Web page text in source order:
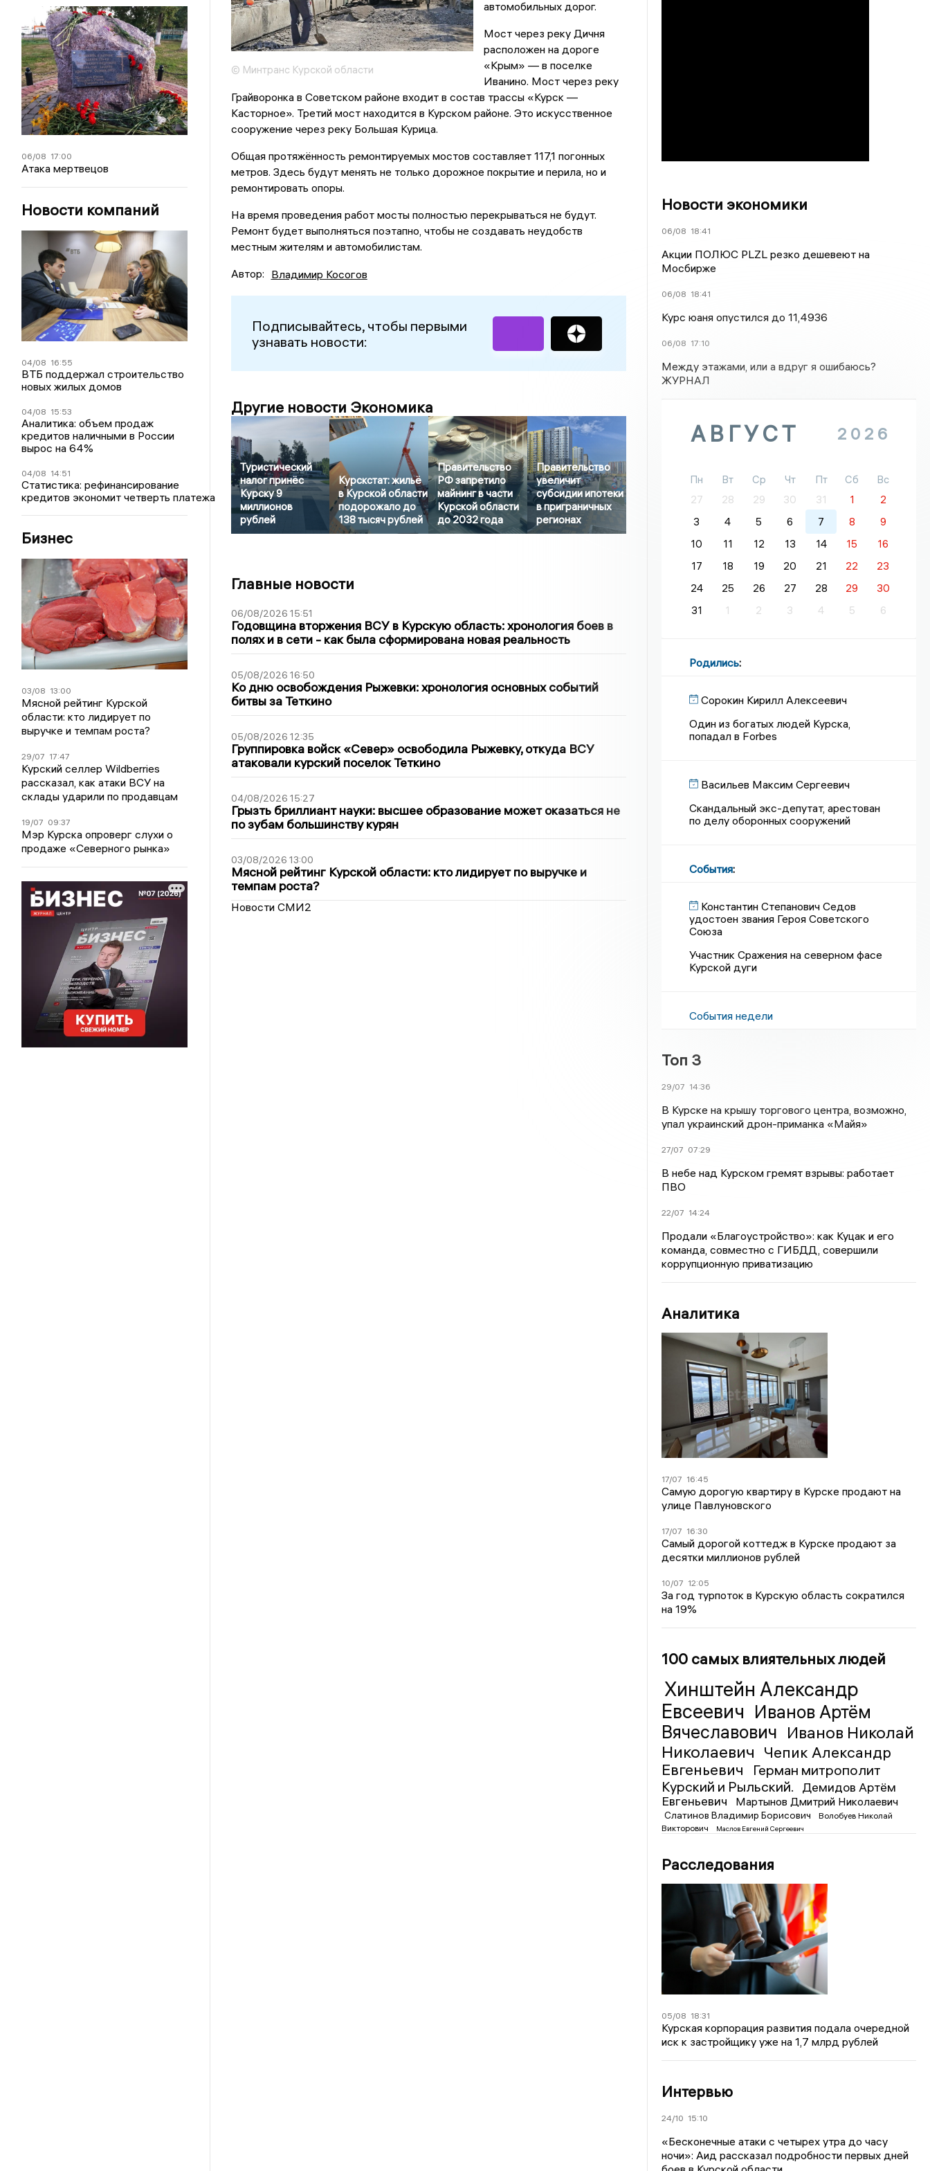
06/08 17:00
Атака мертвецов
Новости компаний
04/08 16:55
ВТБ поддержал строительство
новых жилых домов
04/08 15:53
Аналитика: объем продаж
кредитов наличными в России
вырос на 64%
04/08 14:51
Статистика: рефинансирование
кредитов экономит четверть платежа
Бизнес
03/08 13:00
Мясной рейтинг Курской
области: кто лидирует по
выручке и темпам роста?
29/07 17:47
Курский селлер Wildberries
рассказал, как атаки ВСУ на
склады ударили по продавцам
19/07 09:37
Мэр Курска опроверг слухи о
продаже «Северного рынка»
© Минтранс Курской области
автомобильных дорог.
Мост через реку Дичня
расположен на дороге
«Крым» — в поселке
Иванино. Мост через реку
Грайворонка в Советском районе входит в состав трассы «Курск —
Касторное». Третий мост находится в Курском районе. Это искусственное
сооружение через реку Большая Курица.
Общая протяжённость ремонтируемых мостов составляет 117,1 погонных
метров. Здесь будут менять не только дорожное покрытие и перила, но и
ремонтировать опоры.
На время проведения работ мосты полностью перекрываться не будут.
Ремонт будет выполняться поэтапно, чтобы не создавать неудобств
местным жителям и автомобилистам.
Автор: Владимир Косогов
Подписывайтесь, чтобы первыми
узнавать новости:
Другие новости Экономика
Туристический
налог принёс
Курску 9
миллионов
рублей
Курскстат: жильё
в Курской области
подорожало до
138 тысяч рублей
Правительство
РФ запретило
майнинг в части
Курской области
до 2032 года
Правительство
увеличит
субсидии ипотеки
в приграничных
регионах
Главные новости
06/08/2026 15:51
Годовщина вторжения ВСУ в Курскую область: хронология боев в
полях и в сети - как была сформирована новая реальность
05/08/2026 16:50
Ко дню освобождения Рыжевки: хронология основных событий
битвы за Теткино
05/08/2026 12:35
Группировка войск «Север» освободила Рыжевку, откуда ВСУ
атаковали курский поселок Теткино
04/08/2026 15:27
Грызть бриллиант науки: высшее образование может оказаться не
по зубам большинству курян
03/08/2026 13:00
Мясной рейтинг Курской области: кто лидирует по выручке и
темпам роста?
Новости СМИ2
Новости экономики
06/08 18:41
Акции ПОЛЮС PLZL резко дешевеют на
Мосбирже
06/08 18:41
Курс юаня опустился до 11,4936
06/08 17:10
Между этажами, или а вдруг я ошибаюсь?
ЖУРНАЛ
АВГУСТ 2026
Пн Вт Ср Чт Пт Сб
Вс
27
28 29 30 31 1
2
3
4 5 6 7 8
9
10
11 12 13 14 15
16
17
18 19 20 21 22
23
24
25 26 27 28 29
30
31
1 2 3 4 5 6
Родились:
Сорокин Кирилл Алексеевич
Один из богатых людей Курска,
попадал в Forbes
Васильев Максим Сергеевич
Скандальный экс-депутат, арестован
по делу оборонных сооружений
События:
Константин Степанович Седов
удостоен звания Героя Советского
Союза
Участник Сражения на северном фасе
Курской дуги
События недели
Топ 3
29/07 14:36
В Курске на крышу торгового центра, возможно,
упал украинский дрон-приманка «Майя»
27/07 07:29
В небе над Курском гремят взрывы: работает
ПВО
22/07 14:24
Продали «Благоустройство»: как Куцак и его
команда, совместно с ГИБДД, совершили
коррупционную приватизацию
Аналитика
17/07 16:45
Самую дорогую квартиру в Курске продают на
улице Павлуновского
17/07 16:30
Самый дорогой коттедж в Курске продают за
десятки миллионов рублей
10/07 12:05
За год турпоток в Курскую область сократился
на 19%
100 самых влиятельных людей
Хинштейн Александр
Евсеевич Иванов Артём
Вячеславович Иванов Николай
Николаевич Чепик Александр
Евгеньевич
Герман митрополит
Курский и Рыльский.
Демидов Артём
Евгеньевич
Мартынов Дмитрий Николаевич
Слатинов Владимир Борисович
Волобуев Николай
Викторович
Маслов Евгений Сергеевич
Расследования
05/08 18:31
Курская корпорация развития подала очередной
иск к застройщику уже на 1,7 млрд рублей
Интервью
24/10 15:10
«Бесконечные атаки с четырех утра до часу
ночи»: Аид рассказал подробности первых дней